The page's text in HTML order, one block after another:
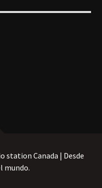
station Canada | Desde
mundo.